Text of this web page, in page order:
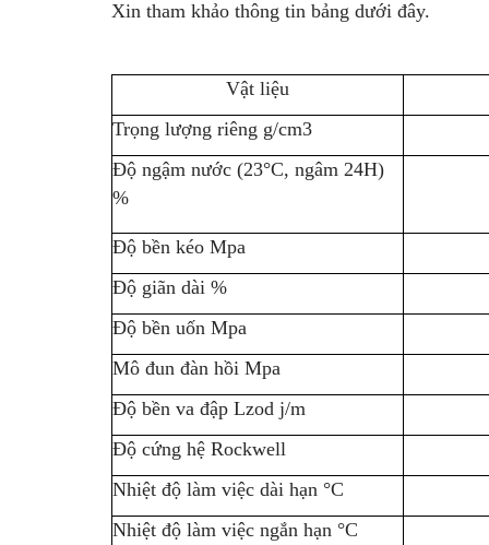
Xin tham khảo thông tin bảng dưới đây.
Vật liệu
Trọng lượng riêng g/cm3
Độ ngậm nước (23°C, ngâm 24H)
%
Độ bền kéo Mpa
Độ giãn dài %
Độ bền uốn Mpa
Mô đun đàn hồi Mpa
Độ bền va đập Lzod j/m
Độ cứng hệ Rockwell
Nhiệt độ làm việc dài hạn °C
Nhiệt độ làm việc ngắn hạn °C